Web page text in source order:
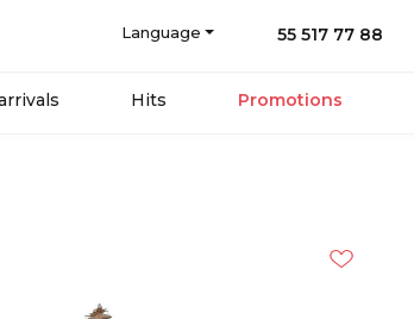
Language 55 517 77 88
Hits Promotions